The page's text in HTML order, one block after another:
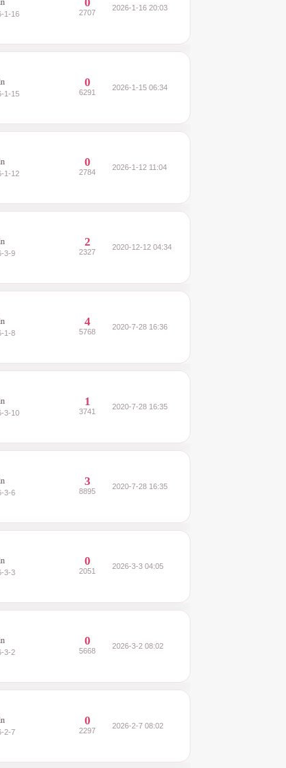
1-16 2707
2026-1-16 20:03
1-15
0
6291
2026-1-15 06:34
1-12
0
2784
2026-1-12 11:04
3-9
2
2327
2020-12-12 04:34
1-8
4
5768
2020-7-28 16:36
3-10
1
3741
2020-7-28 16:35
3-6
3
8895
2020-7-28 16:35
3-3
0
2051
2026-3-3 04:05
3-2
0
5668
2026-3-2 08:02
2-7
0
2297
2026-2-7 08:02